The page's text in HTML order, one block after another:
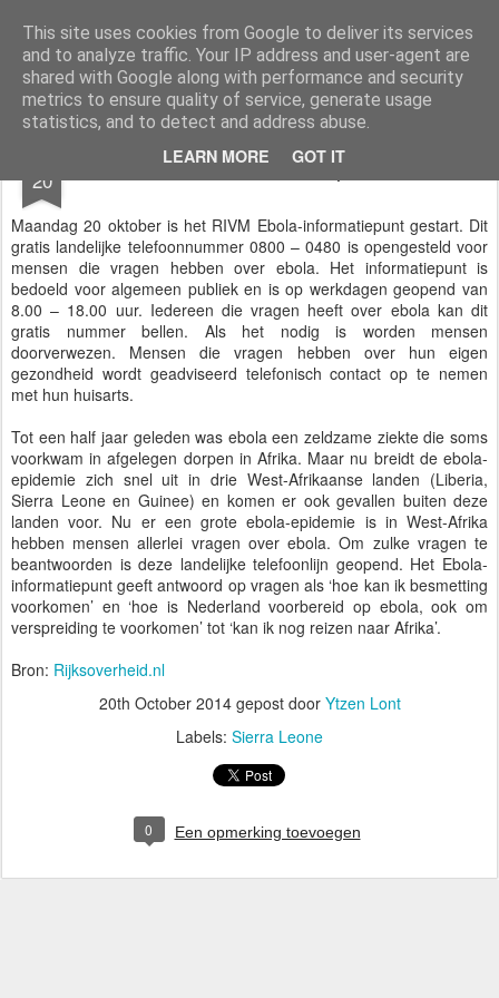
This site uses cookies from Google to deliver its services
and to analyze traffic. Your IP address and user-agent are
shared with Google along with performance and security
metrics to ensure quality of service, generate usage
statistics, and to detect and address abuse.
LEARN MORE GOT IT
Styloblog Stylo is secretariaat en tekstredactie Ytzen Lont
Pages
20 Ebola-informatiepunt
Maandag 20 oktober is het RIVM Ebola-informatiepunt gestart. Dit
gratis landelijke telefoonnummer 0800 – 0480 is opengesteld voor
mensen die vragen hebben over ebola. Het informatiepunt is
bedoeld voor algemeen publiek en is op werkdagen geopend van
8.00 – 18.00 uur. Iedereen die vragen heeft over ebola kan dit
gratis nummer bellen. Als het nodig is worden mensen
doorverwezen. Mensen die vragen hebben over hun eigen
gezondheid wordt geadviseerd telefonisch contact op te nemen
met hun huisarts.
Tot een half jaar geleden was ebola een zeldzame ziekte die soms
voorkwam in afgelegen dorpen in Afrika. Maar nu breidt de ebola-
epidemie zich snel uit in drie West-Afrikaanse landen (Liberia,
Sierra Leone en Guinee) en komen er ook gevallen buiten deze
landen voor. Nu er een grote ebola-epidemie is in West-Afrika
hebben mensen allerlei vragen over ebola. Om zulke vragen te
beantwoorden is deze landelijke telefoonlijn geopend. Het Ebola-
informatiepunt geeft antwoord op vragen als ‘hoe kan ik besmetting
voorkomen’ en ‘hoe is Nederland voorbereid op ebola, ook om
verspreiding te voorkomen’ tot ‘kan ik nog reizen naar Afrika’.
Bron: Rijksoverheid.nl
20th October 2014gepost door Ytzen Lont
Labels: Sierra Leone
0 Een opmerking toevoegen